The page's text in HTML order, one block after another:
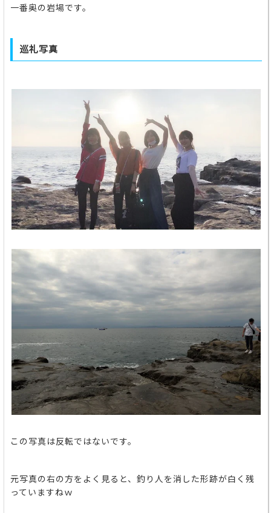
一番奥の岩場です。
巡礼写真
この写真は反転ではないです。
元写真の右の方をよく見ると、釣り人を消した形跡が白く残
っていますねｗ